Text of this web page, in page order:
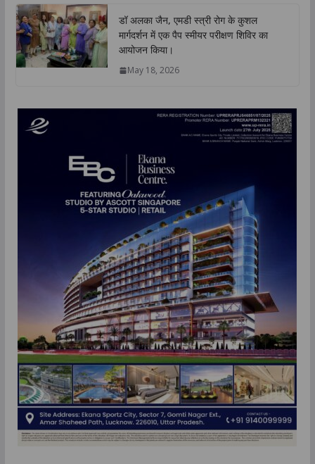
डॉ अलका जैन, एमडी स्त्री रोग के कुशल
मार्गदर्शन में एक पैप स्मीयर परीक्षण शिविर का
आयोजन किया।
May 18, 2026